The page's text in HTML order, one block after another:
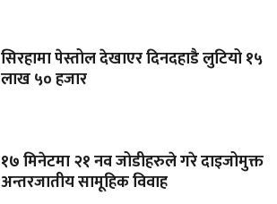
सिरहामा पेस्तोल देखाएर दिनदहाडै लुटियो १५
लाख ५० हजार
१७ मिनेटमा २१ नव जोडीहरुले गरे दाइजोमुक्त
अन्तरजातीय सामूहिक विवाह